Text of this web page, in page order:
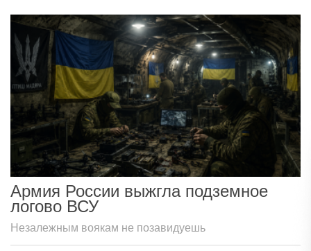
Армия России выжгла подземное
логово ВСУ
Незалежным воякам не позавидуешь